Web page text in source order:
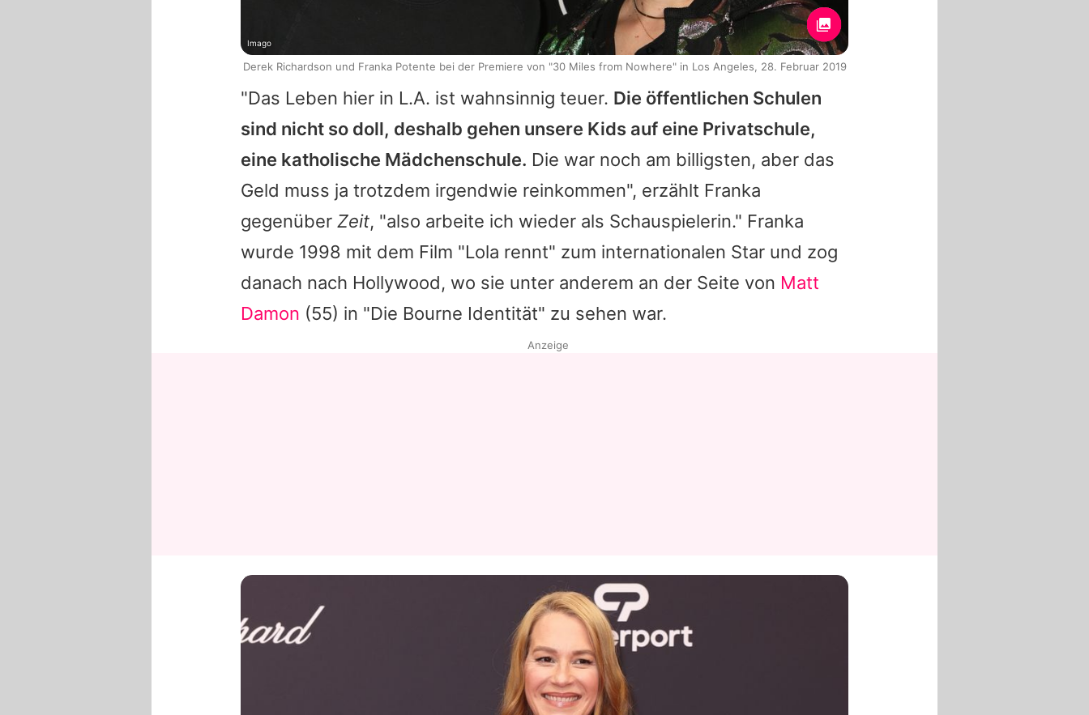
"Das Leben hier in L.A. ist wahnsinnig teuer. Die öffentlichen Schulen
sind nicht so doll, deshalb gehen unsere Kids auf eine Privatschule,
eine katholische Mädchenschule. Die war noch am billigsten, aber das
Geld muss ja trotzdem irgendwie reinkommen", erzählt Franka
gegenüber Zeit, "also arbeite ich wieder als Schauspielerin." Franka
wurde 1998 mit dem Film "Lola rennt" zum internationalen Star und zog
danach nach Hollywood, wo sie unter anderem an der Seite von Matt
Damon (55) in "Die Bourne Identität" zu sehen war.
Imago
Derek Richardson und Franka Potente bei der Premiere von "30 Miles from Nowhere" in Los Angeles, 28. Februar 2019
Anzeige